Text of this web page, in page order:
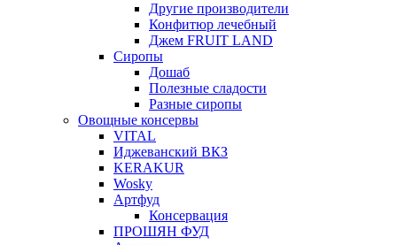
Другие производители
Конфитюр лечебный
Джем FRUIT LAND
Сиропы
Дошаб
Полезные сладости
Разные сиропы
Овощные консервы
VITAL
Иджеванский ВКЗ
KERAKUR
Wosky
Артфуд
Консервация
ПРОШЯН ФУД